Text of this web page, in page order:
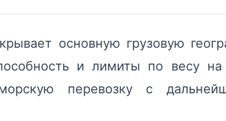
основную грузовую
и лимиты по весу на
перевозку с